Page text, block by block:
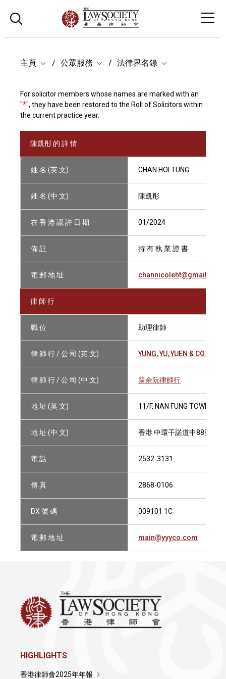
主頁 公眾服務 法律界名錄
For solicitor members whose names are marked with an
"*", they have been restored to the Roll of Solicitors within
the current practice year.
陳凱彤 的 詳 情
姓 名 (英 文) CHAN HOI TUNG
姓 名 (中 文) 陳凱彤
在 香 港 認 許 日 期 01/2024
備 註 持 有 執 業 證 書
電 郵 地 址 channicoleht@gmail.com
律 師 行
職 位 助理律師
律 師 行 / 公 司 (英 文) YUNG, YU, YUEN & CO.
律 師 行 / 公 司 (中 文) 翁余阮律師行
地 址 (英 文) 11/F, NAN FUNG TOWER,
地 址 (中 文) 香港 中環干諾道中88號南
電 話 2532-3131
傳 真 2868-0106
DX 號 碼 009101 1C
電 郵 地 址 main@yyyco.com
HIGHLIGHTS
香港律師會2025年年報